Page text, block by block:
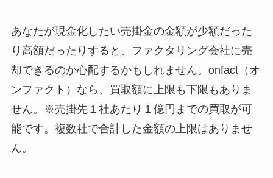
あなたが現金化したい売掛金の金額が少額だった
り高額だったりすると、ファクタリング会社に売
却できるのか心配するかもしれません。onfact（オ
ンファクト）なら、買取額に上限も下限もありま
せん。※売掛先１社あたり１億円までの買取が可
能です。複数社で合計した金額の上限はありませ
ん。